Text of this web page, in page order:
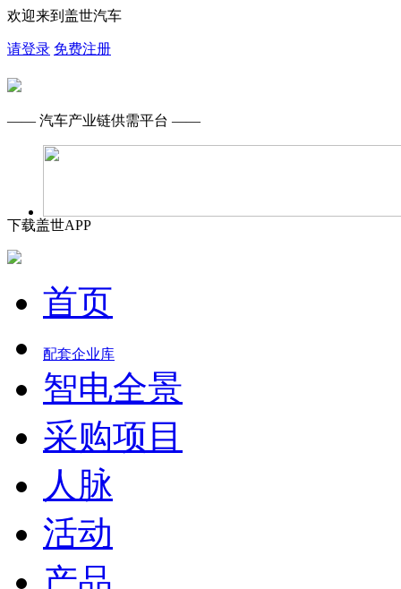
欢迎来到盖世汽车
请登录 免费注册
—— 汽车产业链供需平台 ——
下载盖世APP
首页
配套企业库
智电全景
采购项目
人脉
活动
产品